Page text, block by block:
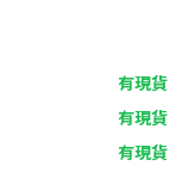
有現貨
有現貨
有現貨